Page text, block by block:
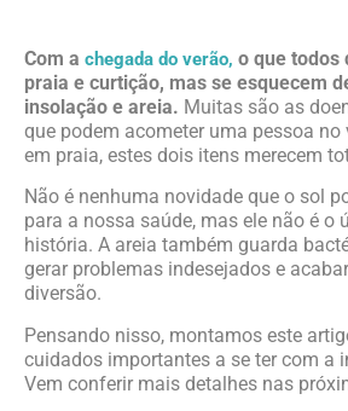
Com a chegada do verão, o que todos
praia e curtição, mas se esquecem
insolação e areia. Muitas são as
que podem acometer uma pessoa
em praia, estes dois itens merecem
Não é nenhuma novidade que o sol
para a nossa saúde, mas ele não é o
história. A areia também guarda
gerar problemas indesejados e
diversão.
Pensando nisso, montamos este
cuidados importantes a se ter com a
Vem conferir mais detalhes nas